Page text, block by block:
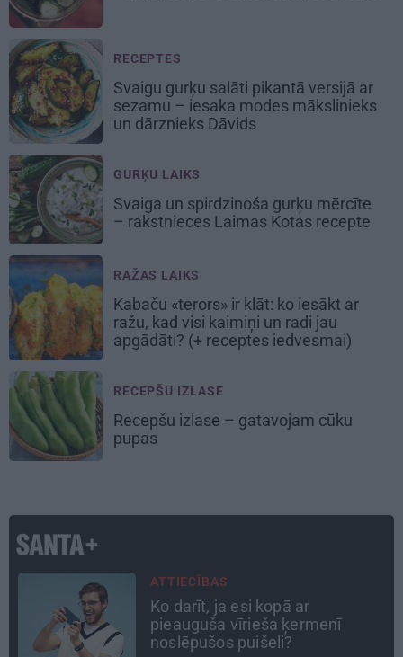
RECEPTES
Svaigu gurķu salāti pikantā versijā ar
sezamu – iesaka modes mākslinieks
un dārznieks Dāvids
GURĶU LAIKS
Svaiga un spirdzinoša gurķu mērcīte
– rakstnieces Laimas Kotas recepte
RAŽAS LAIKS
Kabaču «terors» ir klāt: ko iesākt ar
ražu, kad visi kaimiņi un radi jau
apgādāti? (+ receptes iedvesmai)
RECEPŠU IZLASE
Recepšu izlase – gatavojam cūku
pupas
PERSONĪBAS
Astrologs Andris Račs par tēva
lomu 63 gados: Vēl viena
bērniņa piedzimšanu nodefinēju